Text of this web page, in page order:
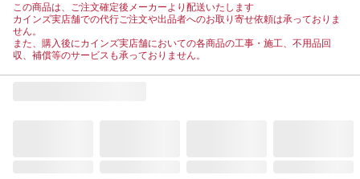
この商品は、ご注文確定後メーカーより配送いたします
カインズ実店舗での代行ご注文や出品者へのお取り寄せ依頼は承っておりま
せん。
また、購入後にカインズ実店舗においての各商品の工事・施工、不用品回
収、補償等のサービスも承っておりません。